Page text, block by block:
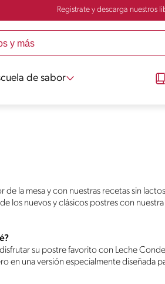
Registrate y descarga nuestros
de sabor
de la mesa y con nuestras recetas sin
los nuevos y clásicos postres con
su postre favorito con Leche
en una versión especialmente diseñada